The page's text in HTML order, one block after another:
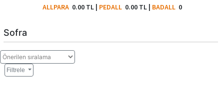
ALLPARA 0.00 TL| PEDALL 0.00 TL| BADALL0
Sofra
Filtrele